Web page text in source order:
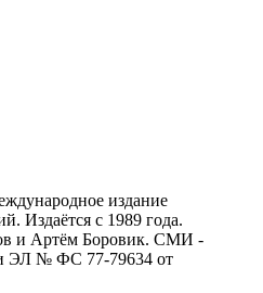
издание
Издаётся с 1989 года.
и Артём Боровик. CМИ -
ЭЛ № ФС 77-79634 от